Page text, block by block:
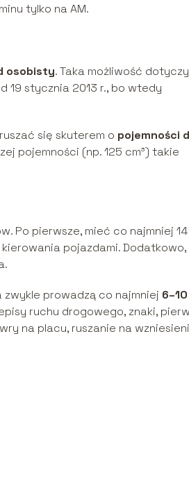
tylko na AM.
osobisty. Taka możliwość dotyczy
19 stycznia 2013 r., bo wtedy
się skuterem o pojemności
pojemności (np. 125 cm³) takie
Po pierwsze, mieć co najmniej
pojazdami. Dodatkowo,
prowadzą co najmniej 6–10
ruchu drogowego, znaki,
na placu, ruszanie na